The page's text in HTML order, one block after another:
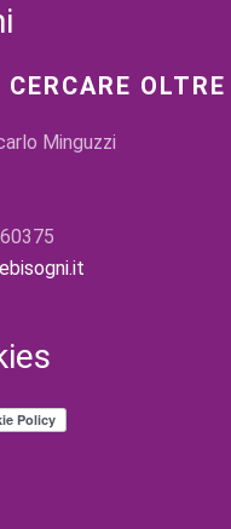
OLTRE
Minguzzi